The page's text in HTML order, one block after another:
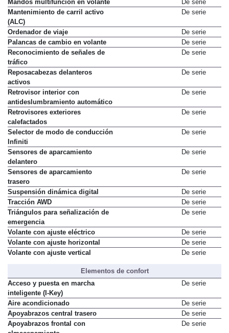
Mandos multifunción en volante
De serie
Mantenimiento de carril activo
(ALC)
De serie
Ordenador de viaje
De serie
Palancas de cambio en volante
De serie
Reconocimiento de señales de
tráfico
De serie
Reposacabezas delanteros
activos
De serie
Retrovisor interior con
antideslumbramiento automático
De serie
Retrovisores exteriores
calefactados
De serie
Selector de modo de conducción
Infiniti
De serie
Sensores de aparcamiento
delantero
De serie
Sensores de aparcamiento
trasero
De serie
Suspensión dinámica digital
De serie
Tracción AWD
De serie
Triángulos para señalización de
emergencia
De serie
Volante con ajuste eléctrico
De serie
Volante con ajuste horizontal
De serie
Volante con ajuste vertical
De serie
Elementos de confort
Acceso y puesta en marcha
inteligente (I-Key)
De serie
Aire acondicionado
De serie
Apoyabrazos central trasero
De serie
Apoyabrazos frontal con
De serie